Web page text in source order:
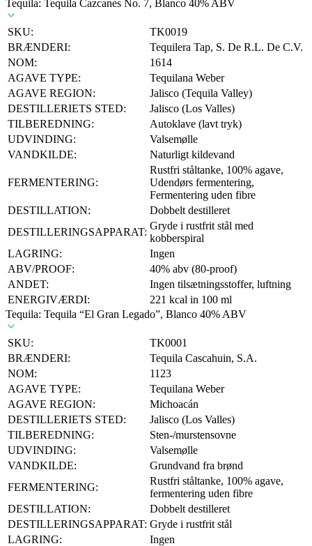
Tequila: Tequila Cazcanes No. 7, Blanco 40% ABV
SKU:
TK0019
BRÆNDERI:
Tequilera Tap, S. De R.L. De C.V.
NOM:
1614
AGAVE TYPE:
Tequilana Weber
AGAVE REGION:
Jalisco (Tequila Valley)
DESTILLERIETS STED:
Jalisco (Los Valles)
TILBEREDNING:
Autoklave (lavt tryk)
UDVINDING:
Valsemølle
VANDKILDE:
Naturligt kildevand
FERMENTERING:
Rustfri ståltanke, 100% agave,
Udendørs fermentering,
Fermentering uden fibre
DESTILLATION:
Dobbelt destilleret
DESTILLERINGSAPPARAT:
Gryde i rustfrit stål med
kobberspiral
LAGRING:
Ingen
ABV/PROOF:
40% abv (80-proof)
ANDET:
Ingen tilsætningsstoffer, luftning
ENERGIVÆRDI:
221 kcal in 100 ml
Tequila: Tequila “El Gran Legado”, Blanco 40% ABV
SKU:
TK0001
BRÆNDERI:
Tequila Cascahuin, S.A.
NOM:
1123
AGAVE TYPE:
Tequilana Weber
AGAVE REGION:
Michoacán
DESTILLERIETS STED:
Jalisco (Los Valles)
TILBEREDNING:
Sten-/murstensovne
UDVINDING:
Valsemølle
VANDKILDE:
Grundvand fra brønd
FERMENTERING:
Rustfri ståltanke, 100% agave,
fermentering uden fibre
DESTILLATION:
Dobbelt destilleret
DESTILLERINGSAPPARAT: Gryde i rustfrit stål
LAGRING:
Ingen